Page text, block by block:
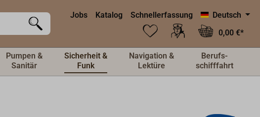
Jobs Katalog Schnellerfassung
Deutsch
0,00 €*
Pumpen &
Sanitär
Sicherheit &
Funk
Navigation &
Lektüre
Berufs-
schifffahrt